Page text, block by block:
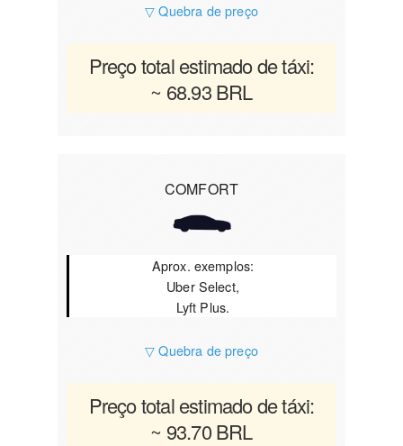
▽ Quebra de preço
Preço total estimado de táxi:
~ 68.93 BRL
COMFORT
Aprox. exemplos:
Uber Select,
Lyft Plus.
▽ Quebra de preço
Preço total estimado de táxi:
~ 93.70 BRL